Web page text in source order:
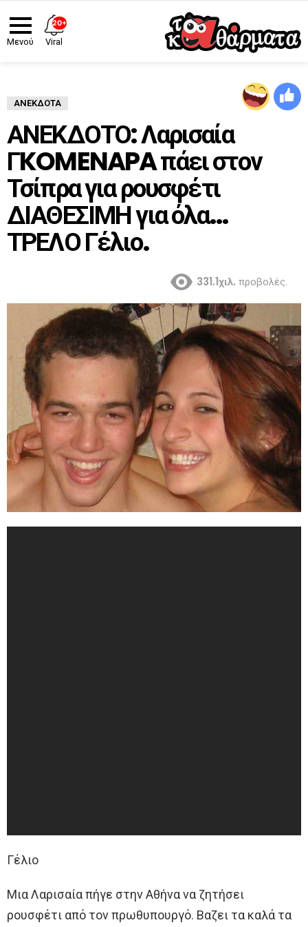
Μενού
ΑΝΈΚΔΟΤΑ
ΑΝΕΚΔΟΤΟ: Λαρισαία
ΓKOMENAPA πάει στον
Τσίπρα για ρουσφέτι
ΔΙΑΘΕΣΙΜΗ για όλα…
ΤΡΕΛΟ Γέλιο.
331.1χιλ. προβολές.
Γέλιο
Μια Λαρισαία πήγε στην Αθήνα να ζητήσει
ρουσφέτι από τον πρωθυπουργό. Βαζει τα καλά τα
20+
Viral